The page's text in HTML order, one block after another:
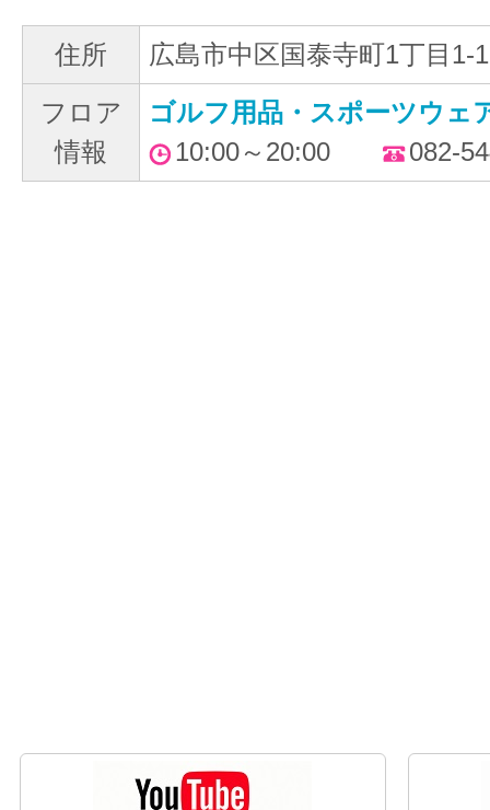
住所
広島市中区国泰寺町1丁目1-1
フロア
情報
ゴルフ用品・スポーツウェ
10:00～20:00
082-